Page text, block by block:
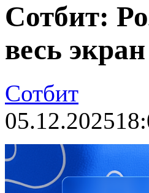
Сотбит:
весь
Сотбит
05.12.2025